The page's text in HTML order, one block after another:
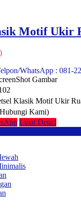
Motif Ukir
WhatsApp : 081-
Gambar
Klasik Motif Ukir
Kami)
Lihat Detail